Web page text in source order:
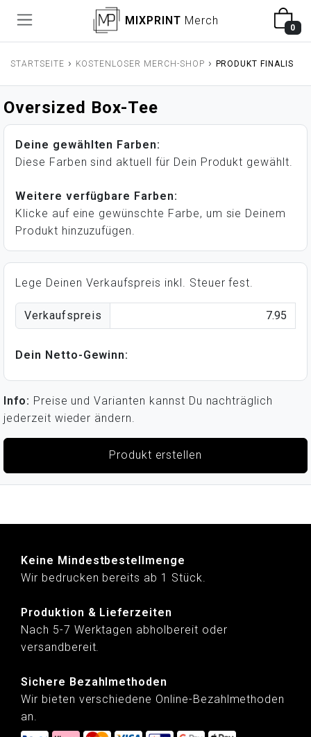
MIXPRINT Merch
0
STARTSEITE › KOSTENLOSER MERCH-SHOP › PRODUKT
Oversized Box-Tee
Deine gewählten Farben:
Diese Farben sind aktuell für Dein Produkt gewählt.
Weitere verfügbare Farben:
Klicke auf eine gewünschte Farbe, um sie Deinem
Produkt hinzuzufügen.
Lege Deinen Verkaufspreis inkl. Steuer fest.
Verkaufspreis
Dein Netto-Gewinn:
Info: Preise und Varianten kannst Du nachträglich
jederzeit wieder ändern.
Produkt erstellen
Keine Mindestbestellmenge
Wir bedrucken bereits ab 1 Stück.
Produktion & Lieferzeiten
Nach 5-7 Werktagen abholbereit oder
versandbereit.
Sichere Bezahlmethoden
Wir bieten verschiedene Online-Bezahlmethoden
an.